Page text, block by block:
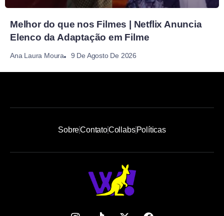
Melhor do que nos Filmes | Netflix Anuncia
Elenco da Adaptação em Filme
Ana Laura Moura 9 De Agosto De 2026
SobreContatoCollabsPolíticas